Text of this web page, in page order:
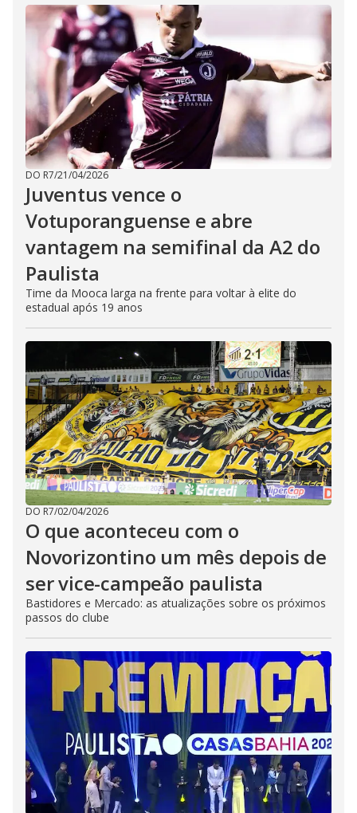
DO R7/21/04/2026
Juventus vence o
Votuporanguense e abre
vantagem na semifinal da A2 do
Paulista
Time da Mooca larga na frente para voltar à elite do
estadual após 19 anos
DO R7/02/04/2026
O que aconteceu com o
Novorizontino um mês depois de
ser vice-campeão paulista
Bastidores e Mercado: as atualizações sobre os próximos
passos do clube